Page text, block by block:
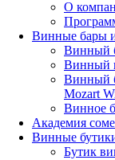
О
Винные бары
Винный
Винный
Винный
Mozart
Винное
Академия
Винные
Бутик